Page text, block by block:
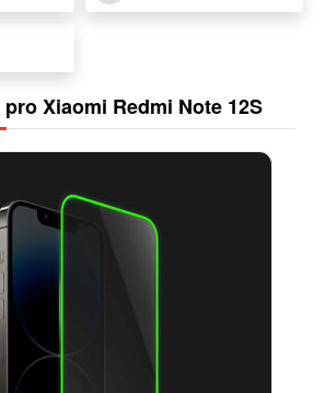
Xiaomi Redmi Note 12S